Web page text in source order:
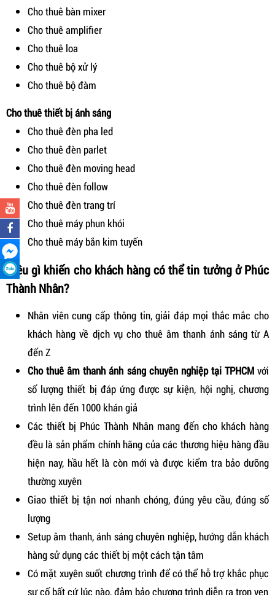
Cho thuê bàn mixer
Cho thuê amplifier
Cho thuê loa
Cho thuê bộ xử lý
Cho thuê bộ đàm
Cho thuê thiết bị ánh sáng
Cho thuê đèn pha led
Cho thuê đèn parlet
Cho thuê đèn moving head
Cho thuê đèn follow
Cho thuê đèn trang trí
Cho thuê máy phun khói
Cho thuê máy bắn kim tuyến
Điều gì khiến cho khách hàng có thể tin tưởng ở Phúc
Thành Nhân?
Nhân viên cung cấp thông tin, giải đáp mọi thắc mắc cho
khách hàng về dịch vụ cho thuê âm thanh ánh sáng từ A
đến Z
Cho thuê âm thanh ánh sáng chuyên nghiệp tại TPHCMvới
số lượng thiết bị đáp ứng được sự kiện, hội nghị, chương
trình lên đến 1000 khán giả
Các thiết bị Phúc Thành Nhân mang đến cho khách hàng
đều là sản phẩm chính hãng của các thương hiệu hàng đầu
hiện nay, hầu hết là còn mới và được kiểm tra bảo dưỡng
thường xuyên
Giao thiết bị tận nơi nhanh chóng, đúng yêu cầu, đúng số
lượng
Setup âm thanh, ánh sáng chuyên nghiệp, hướng dẫn khách
hàng sử dụng các thiết bị một cách tận tâm
Có mặt xuyên suốt chương trình để có thể hỗ trợ khắc phục
sự cố bất cứ lúc nào, đảm bảo chương trình diễn ra trọn vẹn